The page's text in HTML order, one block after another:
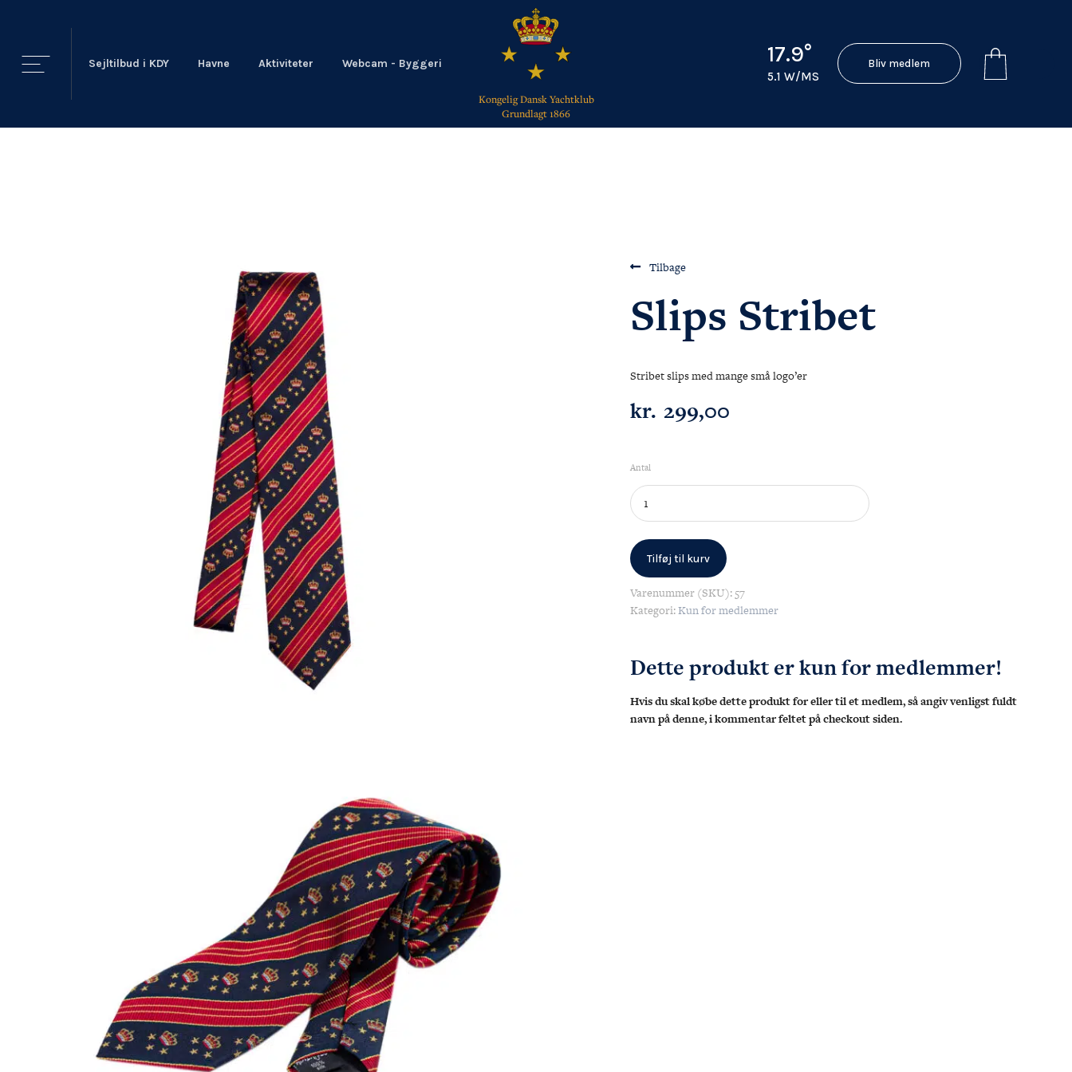
Sejltilbud i KDY Havne Aktiviteter Webcam - Byggeri
Kongelig Dansk Yachtklub
Grundlagt 1866
17.9°
5.1 W/MS
Bliv medlem
KDYNyheder
Event Sailing
Talent & Elite
Partnere
Tilbage
Slips Stribet
Stribet slips med mange små logo’er
kr. 299,00
Antal
Slips
Stribet
antal
Tilføj til kurv
Varenummer (SKU): 57
Kategori:Kun for medlemmer
Dette produkt er kun for medlemmer!
Hvis du skal købe dette produkt for eller til et medlem, så angiv venligst fuldt
navn på denne, i kommentar feltet på checkout siden.